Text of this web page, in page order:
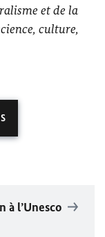
et de la
culture,
l’Unesco